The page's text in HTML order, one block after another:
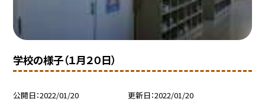
学校の様子（１月２０日）
公開日 2022/01/20 更新日 2022/01/20